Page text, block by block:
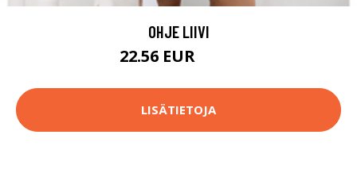
OHJE LIIVI
22.56 EUR
LISÄTIETOJA